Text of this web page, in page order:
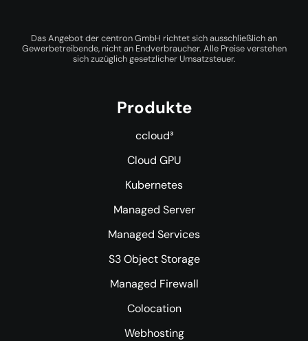
Das Angebot der centron GmbH richtet sich ausschließlich an
Gewerbetreibende, nicht an Endverbraucher. Alle Preise verstehen
sich zuzüglich gesetzlicher Umsatzsteuer.
Produkte
ccloud³
Cloud GPU
Kubernetes
Managed Server
Managed Services
S3 Object Storage
Managed Firewall
Colocation
Webhosting